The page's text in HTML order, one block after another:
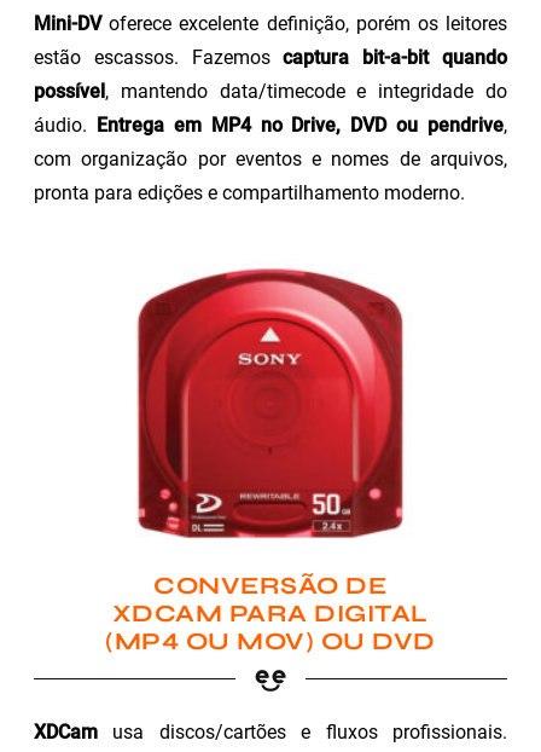
Mini-DVoferece excelente definição, porém os leitores
estão escassos. Fazemoscaptura bit-a-bit quando
possível, mantendo data/timecode e integridade do
áudio. Entrega em MP4 no Drive, DVD ou pendrive,
com organização por eventos e nomes de arquivos,
pronta para edições e compartilhamento moderno.
CONVERSÃO DE
XDCAM PARA DIGITAL
(MP4 OU MOV) OU DVD
XDCam usa discos/cartões e fluxos profissionais.